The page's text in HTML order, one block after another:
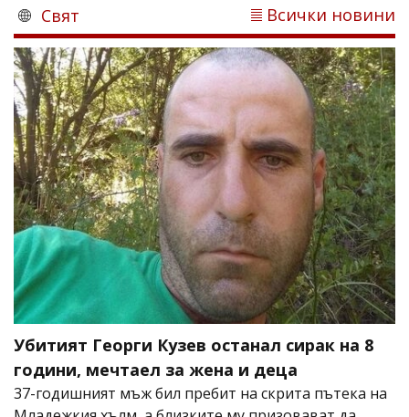
Свят Всички новини
Убитият Георги Кузев останал сирак на 8
години, мечтаел за жена и деца
37-годишният мъж бил пребит на скрита пътека на